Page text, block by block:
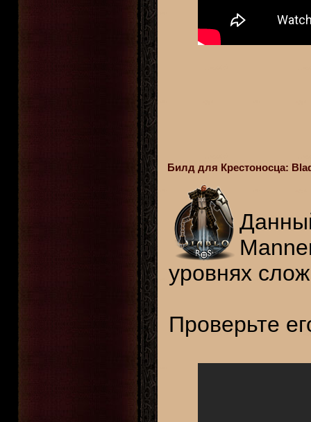
Билд для Крестоносца:
уровнях
Проверьте